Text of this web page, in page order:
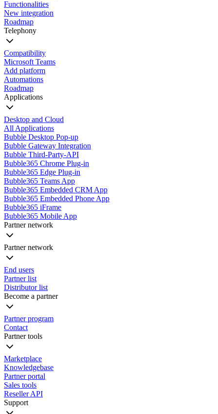
Functionalities
New integration
Roadmap
Telephony
Compatibility
Microsoft Teams
Add platform
Automations
Roadmap
Applications
Desktop and Cloud
All Applications
Bubble Desktop Pop-up
Bubble Gateway Integration
Bubble Third-Party-API
Bubble365 Chrome Plug-in
Bubble365 Edge Plug-in
Bubble365 Teams App
Bubble365 Embedded CRM App
Bubble365 Embedded Phone App
Bubble365 iFrame
Bubble365 Mobile App
Partner network
Partner network
End users
Partner list
Distributor list
Become a partner
Partner program
Contact
Partner tools
Marketplace
Knowledgebase
Partner portal
Sales tools
Reseller API
Support